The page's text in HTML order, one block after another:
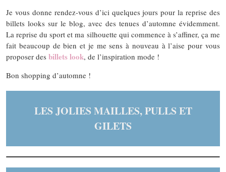
Je vous donne rendez-vous d’ici quelques jours pour la reprise des
billets looks sur le blog, avec des tenues d’automne évidemment.
La reprise du sport et ma silhouette qui commence à s’affiner, ça me
fait beaucoup de bien et je me sens à nouveau à l’aise pour vous
proposer des billets look, de l’inspiration mode !
Bon shopping d’automne !
LES JOLIES MAILLES, PULLS ET
GILETS